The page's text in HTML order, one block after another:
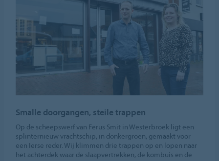
Smalle doorgangen, steile trappen
Op de scheepswerf van Ferus Smit in Westerbroek ligt een
splinternieuw vrachtschip, in donkergroen, gemaakt voor
een Ierse reder. Wij klimmen drie trappen op en lopen naar
het achterdek waar de slaapvertrekken, de kombuis en de